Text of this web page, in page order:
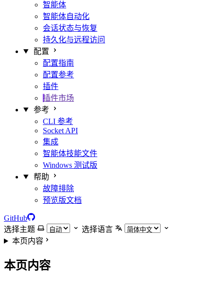
智能体
智能体自动化
会话状态与恢复
持久化与远程访问
配置
配置指南
配置参考
插件
插件市场
参考
CLI 参考
Socket API
集成
智能体技能文件
Windows 测试版
帮助
故障排除
预览版文档
GitHub
选择主题
选择语言
本页内容
本页内容